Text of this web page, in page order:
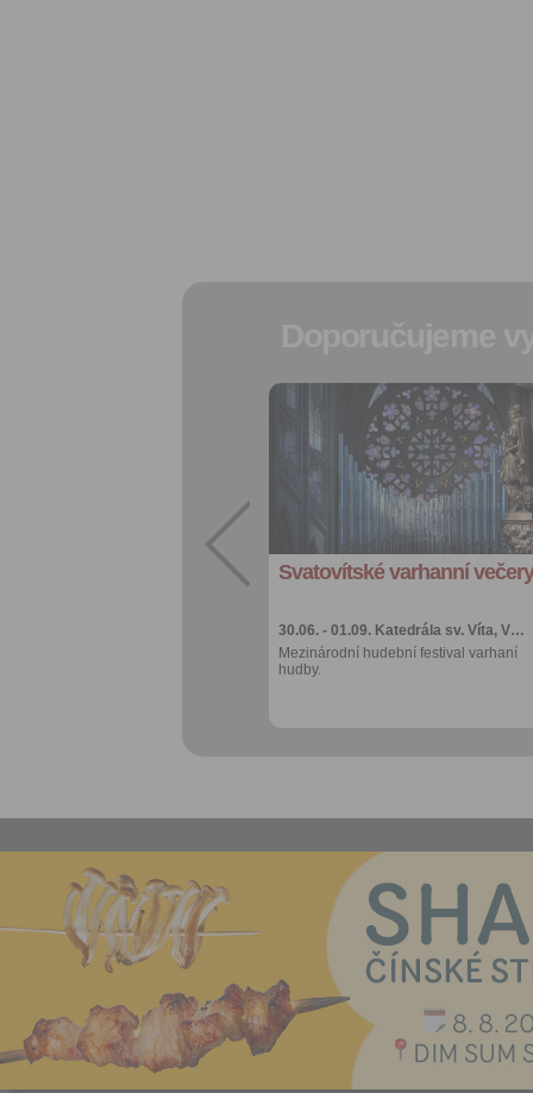
Svatovítské varhanní večery
30.06. - 01.09. Katedrála sv. Víta, V…
Mezinárodní hudební festival varhaní
hudby.
Přidat do
oblíbených
Sdílet:
Facebook
export do
kalendáře
Více výhod pro